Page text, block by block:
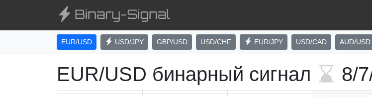
EUR/USD USD/JPY GBP/USD USD/CHF EUR/JPY USD/CAD AUD/USD
EUR/USD бинарный сигнал 8/